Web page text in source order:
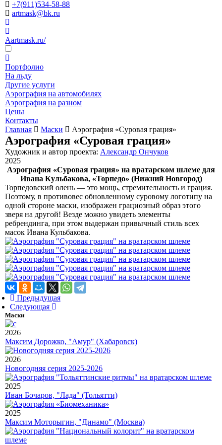
+7(911)534-58-88
artmask@bk.ru
Aartmask.ru/
Портфолио
На льду
Другие услуги
Аэрография на автомобилях
Аэрография на разном
Цены
Контакты
Главная
Маски Аэрография «Суровая грация»
Аэрография «Суровая грация»
Художник и автор проекта: Александр Ончуков
2025
Аэрография «Суровая грация» на вратарском шлеме для
Ивана Кульбакова, «Торпедо» (Нижний Новгород)
Торпедовский олень — это мощь, стремительность и грация.
Поэтому, в противовес обновленному суровому логотипу на
одной стороне маски, изображен грациозный образ этого
зверя на другой! Везде можно увидеть элементы
ребрендинга, при этом выдержан привычный стиль всех
масок Ивана Кульбакова.
Предыдущая
Следующая
Маски
2026
Максим Дорожко, "Амур" (Хабаровск)
2026
Новогодняя серия 2025-2026
2025
Иван Бочаров, "Лада" (Тольятти)
2025
Максим Моторыгин, "Динамо" (Москва)